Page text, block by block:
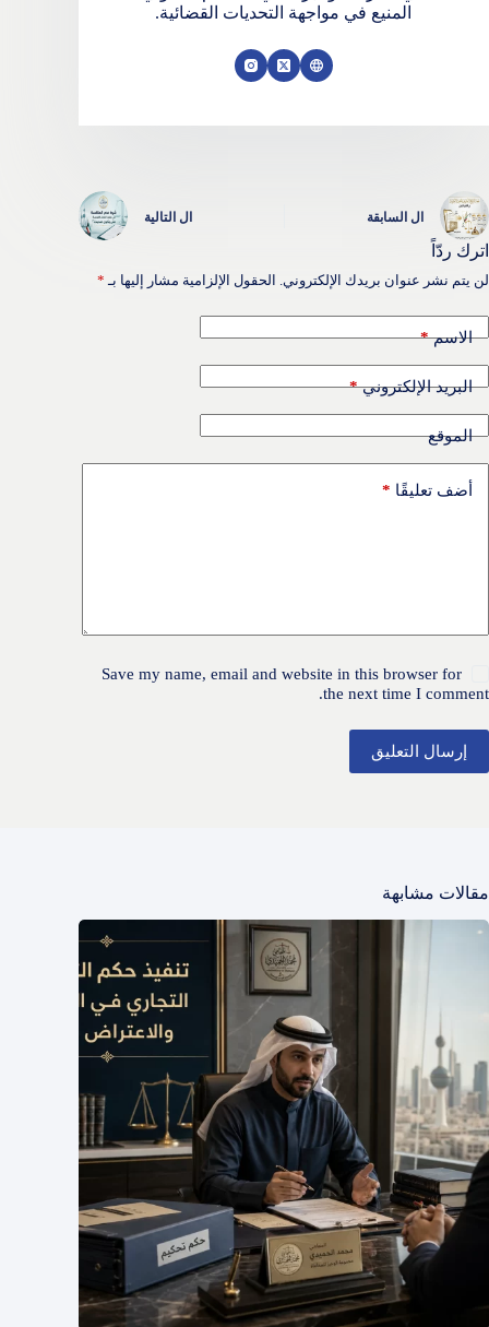
المنيع في مواجهة التحديات القضائية.
ال السابقة ال التالية
اترك ردّاً
لن يتم نشر عنوان بريدك الإلكتروني. الحقول الإلزامية مشار إليها بـ *
الاسم*
البريد الإلكتروني*
الموقع
أضف تعليقًا *
Save my name, email and website in this browser for
the next time I comment.
إرسال التعليق
مقالات مشابهة